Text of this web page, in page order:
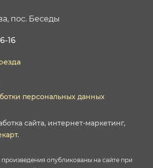
пос. Беседы
16
персональных данных
сайта, интернет-маркетинг,
.
опубликованы на сайте при